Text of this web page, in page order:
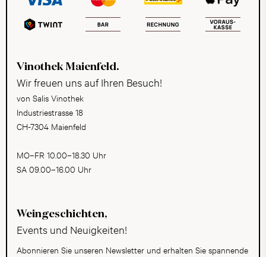
Vinothek Maienfeld.
Wir freuen uns auf Ihren Besuch!
von Salis Vinothek
Industriestrasse 18
CH-7304 Maienfeld
MO–FR 10.00–18.30 Uhr
SA 09.00–16.00 Uhr
Weingeschichten,
Events und Neuigkeiten!
Abonnieren Sie unseren Newsletter und erhalten Sie spannende